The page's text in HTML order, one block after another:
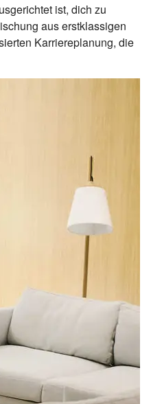
ist, dich zu
aus erstklassigen
Karriereplanung, die